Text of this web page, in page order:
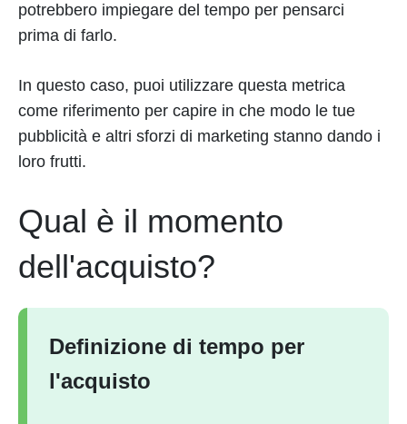
potrebbero impiegare del tempo per pensarci
prima di farlo.
In questo caso, puoi utilizzare questa metrica
come riferimento per capire in che modo le tue
pubblicità e altri sforzi di marketing stanno dando i
loro frutti.
Qual è il momento
dell'acquisto?
Definizione di tempo per
l'acquisto